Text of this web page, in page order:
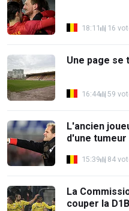
18:11 16
Une page se
16:44 59
L'ancien
d'une
15:39 84
La
couper la